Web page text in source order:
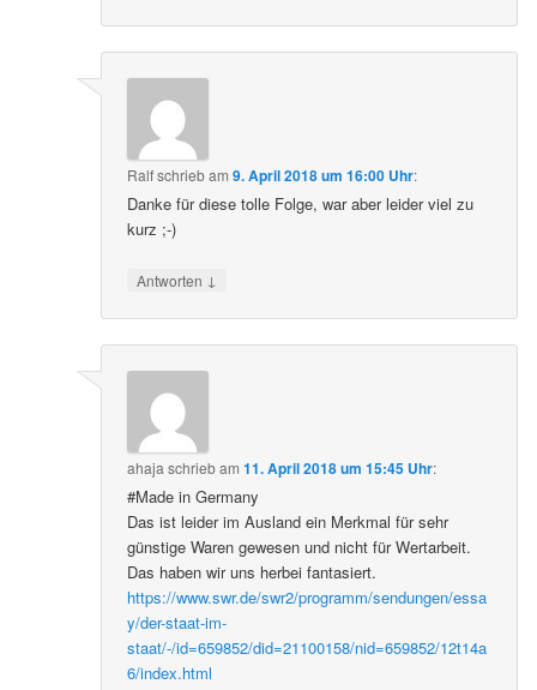
Ralfschriebam9. April 2018 um 16:00 Uhr:
Danke für diese tolle Folge, war aber leider viel zu
kurz ;-)
Antworten ↓
ahaja schriebam11. April 2018 um 15:45 Uhr:
#Made in Germany
Das ist leider im Ausland ein Merkmal für sehr
günstige Waren gewesen und nicht für Wertarbeit.
Das haben wir uns herbei fantasiert.
https://www.swr.de/swr2/programm/sendungen/essa
y/der-staat-im-
staat/-/id=659852/did=21100158/nid=659852/12t14a
6/index.html